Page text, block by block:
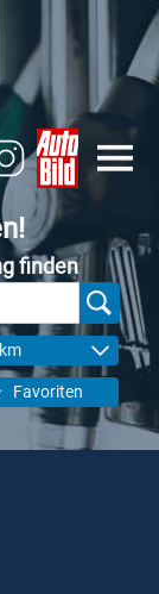
finden
Favoriten